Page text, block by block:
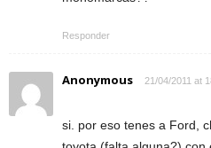
Responder
Anonymous 21/04/2011 at
si. por eso tenes a Ford,